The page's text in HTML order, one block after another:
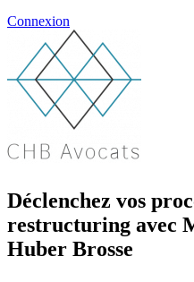
Connexion
Déclenchez vos
restructuring avec
Huber Brosse